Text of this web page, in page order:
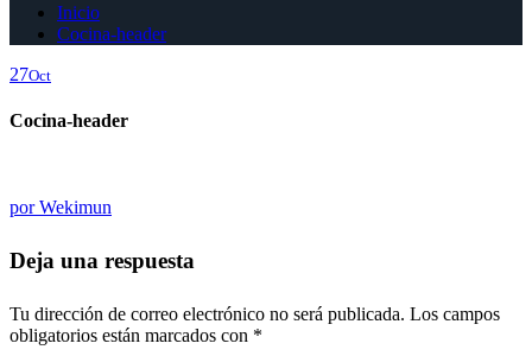
Inicio
Cocina-header
27Oct
Cocina-header
porWekimun
Deja una respuesta
Tu dirección de correo electrónico no será publicada. Los campos
obligatorios están marcados con *